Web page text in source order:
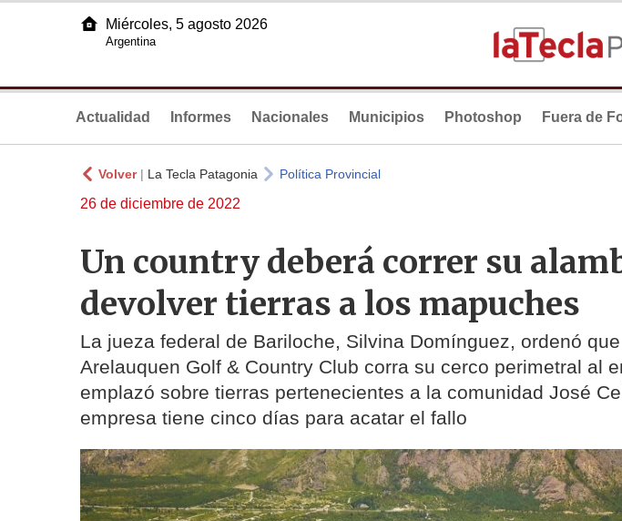
Miércoles, 5 agosto 2026
Argentina
Actualidad Informes Nacionales Municipios Photoshop Fuera de
Volver| La Tecla Patagonia Política Provincial
26 de diciembre de 2022
Un country deberá correr su
devolver tierras a los mapuches
La jueza federal de Bariloche, Silvina Domínguez, ordenó
Arelauquen Golf & Country Club corra su cerco perimetral al
emplazó sobre tierras pertenecientes a la comunidad José
empresa tiene cinco días para acatar el fallo